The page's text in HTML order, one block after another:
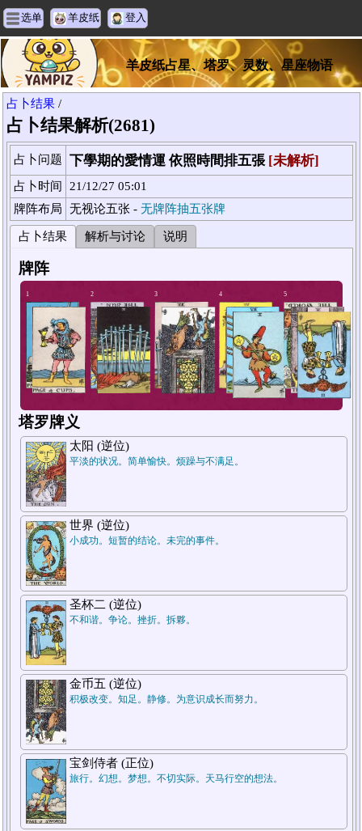
选单 羊皮纸 登入
羊皮纸占星、塔罗、灵数、星座物语
占卜结果 /
占卜结果解析(2681)
占卜问题 下學期的愛情運 依照時間排五張 [未解析]
占卜时间
21/12/27 05:01
牌阵布局
无视论五张 - 无牌阵抽五张牌
占卜结果 解析与讨论 说明
牌阵
1 2 3
塔罗牌义
太阳 (逆位)
平淡的状况。简单愉快。烦躁与不满足。
世界 (逆位)
小成功。短暂的结论。未完的事件。
圣杯二 (逆位)
不和谐。争论。挫折。拆夥。
金币五 (逆位)
积极改变。知足。静修。为意识成长而努力。
宝剑侍者 (正位)
旅行。幻想。梦想。不切实际。天马行空的想法。